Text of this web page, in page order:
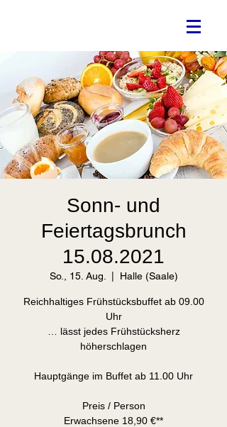
Sonn- und
Feiertagsbrunch
15.08.2021
So., 15. Aug. Halle (Saale)
Reichhaltiges Frühstücksbuffet ab 09.00
Uhr
… lässt jedes Frühstücksherz
höherschlagen
Hauptgänge im Buffet ab 11.00 Uhr
Preis / Person
Erwachsene 18,90 €**